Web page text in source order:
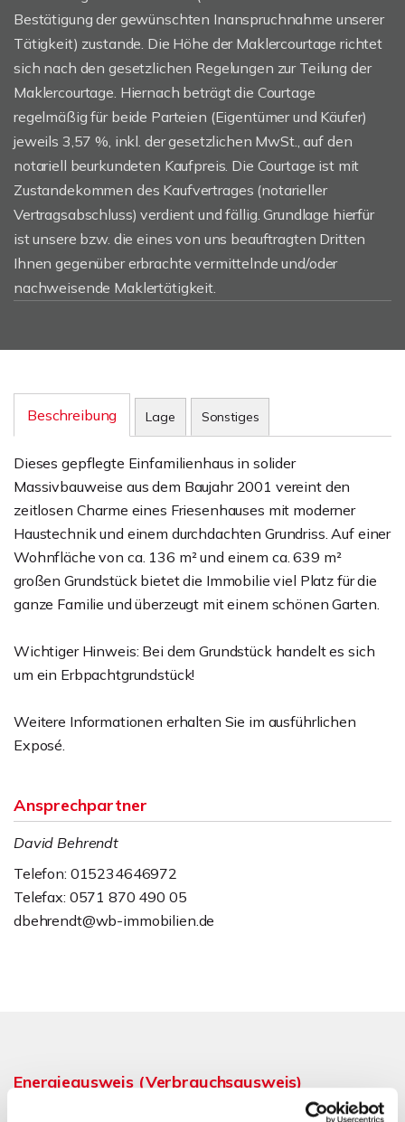
Bestätigung der gewünschten Inanspruchnahme unserer
Tätigkeit) zustande. Die Höhe der Maklercourtage richtet
sich nach den gesetzlichen Regelungen zur Teilung der
Maklercourtage. Hiernach beträgt die Courtage
regelmäßig für beide Parteien (Eigentümer und Käufer)
jeweils 3,57 %, inkl. der gesetzlichen MwSt., auf den
notariell beurkundeten Kaufpreis. Die Courtage ist mit
Zustandekommen des Kaufvertrages (notarieller
Vertragsabschluss) verdient und fällig. Grundlage hierfür
ist unsere bzw. die eines von uns beauftragten Dritten
Ihnen gegenüber erbrachte vermittelnde und/oder
nachweisende Maklertätigkeit.
Beschreibung Lage Sonstiges
Dieses gepflegte Einfamilienhaus in solider
Massivbauweise aus dem Baujahr 2001 vereint den
zeitlosen Charme eines Friesenhauses mit moderner
Haustechnik und einem durchdachten Grundriss. Auf einer
Wohnfläche von ca. 136 m² und einem ca. 639 m²
großen Grundstück bietet die Immobilie viel Platz für die
ganze Familie und überzeugt mit einem schönen Garten.
Wichtiger Hinweis: Bei dem Grundstück handelt es sich
um ein Erbpachtgrundstück!
Weitere Informationen erhalten Sie im ausführlichen
Exposé.
Ansprechpartner
David Behrendt
Telefon: 015234646972
Telefax: 0571 870 490 05
dbehrendt@wb-immobilien.de
Energieausweis (Verbrauchsausweis)